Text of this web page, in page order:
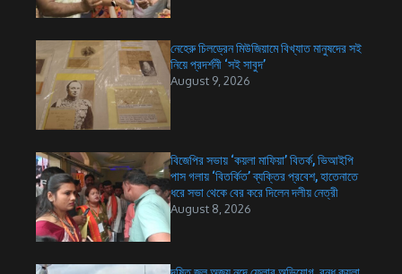
নেহেরু চিলড্রেন মিউজিয়ামে বিখ্যাত মানুষদের সই
নিয়ে প্রদর্শনী ‘সই সাবুদ’
August 9, 2026
বিজেপির সভায় ‘কয়লা মাফিয়া’ বিতর্ক, ভিআইপি
পাস গলায় ‘বিতর্কিত’ ব্যক্তির প্রবেশ, হাতেনাতে
ধরে সভা থেকে বের করে দিলেন দলীয় নেত্রী
August 8, 2026